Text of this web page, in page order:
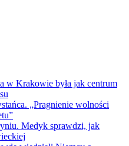
w Krakowie była jak centrum
„Pragnienie wolności
Medyk sprawdzi, jak